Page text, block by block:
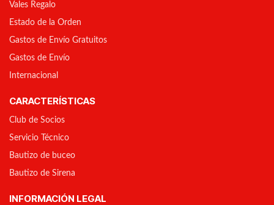
Vales Regalo
Estado de la Orden
Gastos de Envío Gratuitos
Gastos de Envío
Internacional
CARACTERÍSTICAS
Club de Socios
Servicio Técnico
Bautizo de buceo
Bautizo de Sirena
INFORMACIÓN LEGAL